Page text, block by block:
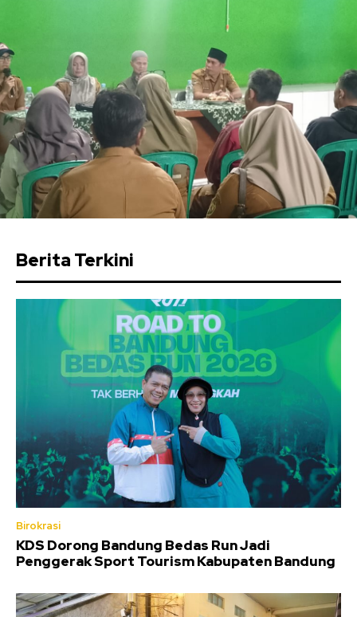
Berita Terkini
Birokrasi
KDS Dorong Bandung Bedas Run Jadi
Penggerak Sport Tourism Kabupaten Bandung